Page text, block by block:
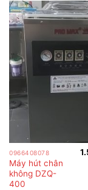
0966408078
Máy hút chân
không DZQ-
400